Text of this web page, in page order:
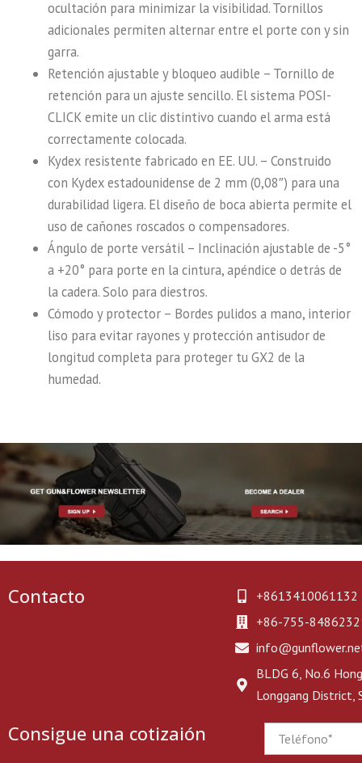
ocultación para minimizar la visibilidad. Tornillos
adicionales permiten alternar entre el porte con y sin
garra.
Retención ajustable y bloqueo audible – Tornillo de
retención para un ajuste sencillo. El sistema POSI-
CLICK emite un clic distintivo cuando el arma está
correctamente colocada.
Kydex resistente fabricado en EE. UU. – Construido
con Kydex estadounidense de 2 mm (0,08″) para una
durabilidad ligera. El diseño de boca abierta permite el
uso de cañones roscados o compensadores.
Ángulo de porte versátil – Inclinación ajustable de -5°
a +20° para porte en la cintura, apéndice o detrás de
la cadera. Solo para diestros.
Cómodo y protector – Bordes pulidos a mano, interior
liso para evitar rayones y protección antisudor de
longitud completa para proteger tu GX2 de la
humedad.
Contacto
+8613410061132
+86-755-
BLDG 6, No.6
Longgang District,
Consigue una cotizaión